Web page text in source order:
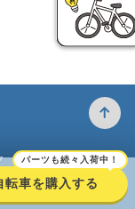
パーツも続々入荷中！
転車を購入する